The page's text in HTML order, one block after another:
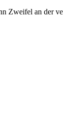
Zweifel an der